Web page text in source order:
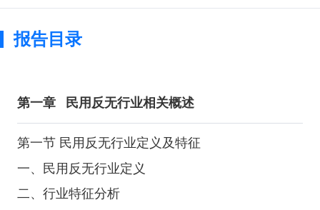
报告目录
第一章 民用反无行业相关概述
第一节 民用反无行业定义及特征
一、民用反无行业定义
二、行业特征分析